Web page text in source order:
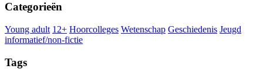
Categorieën
Young adult 12+ Hoorcolleges Wetenschap Geschiedenis Jeugd
informatief/non-fictie
Tags